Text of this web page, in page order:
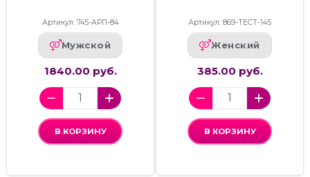
Артикул: 745-АРП-84
Мужской
1840.00 руб.
В КОРЗИНУ
Артикул: 869-ТЕСТ-145
Женский
385.00 руб.
В КОРЗИНУ